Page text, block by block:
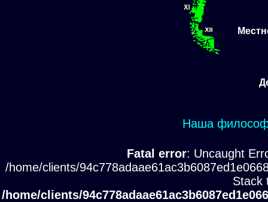
Наша
Fatal error: Uncaught
/home/clients/
Stack
/home/clients/